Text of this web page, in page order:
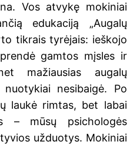
Vos atvykę mokiniai
edukaciją „Augalų
tikrais tyrėjais: ieškojo
gamtos mįsles ir
mažiausias augalų
nesibaigė. Po
laukė rimtas, bet labai
– mūsų psichologės
užduotys. Mokiniai